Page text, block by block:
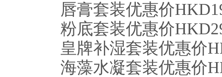
唇膏套装优惠价
粉底套装优惠价
皇牌补湿套装优惠价
海藻水凝套装优惠价